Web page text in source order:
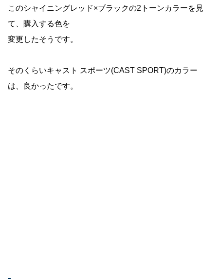
このシャイニングレッド×ブラックの2トーンカラーを見
て、購入する色を
変更したそうです。
そのくらいキャスト スポーツ(CAST SPORT)のカラー
は、良かったです。